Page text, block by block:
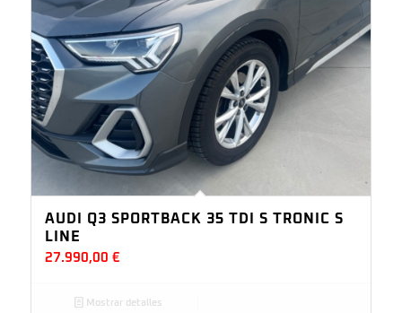
AUDI Q3 SPORTBACK 35 TDI S TRONIC S
LINE
27.990,00 €
Mostrar detalles